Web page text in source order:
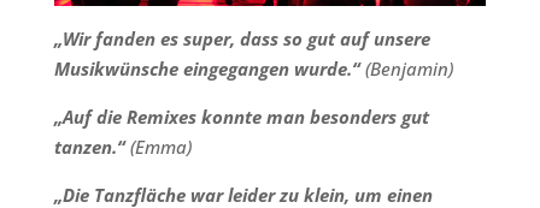
„Wir fanden es super, dass so gut auf unsere
Musikwünsche eingegangen wurde.“(Benjamin)
„Auf die Remixes konnte man besonders gut
tanzen.“(Emma)
„Die Tanzfläche war leider zu klein, um einen